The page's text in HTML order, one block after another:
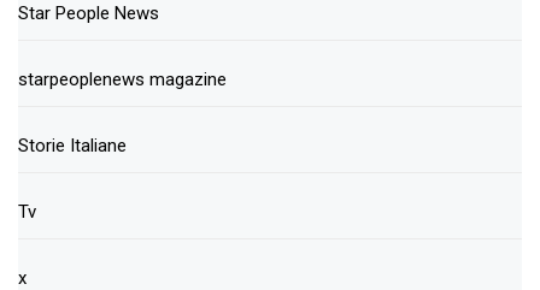
Star People News
starpeoplenews magazine
Storie Italiane
Tv
x